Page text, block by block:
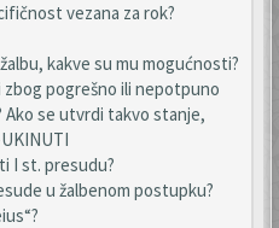
vezana za rok?
kakve su mu mogućnosti?
zbog pogrešno ili nepotpuno
se utvrdi takvo stanje,
I st. presudu?
u žalbenom postupku?